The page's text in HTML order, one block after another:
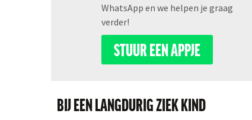
WhatsApp en we helpen je graag
verder!
STUUR EEN APPJE
BIJ EEN LANGDURIG ZIEK KIND